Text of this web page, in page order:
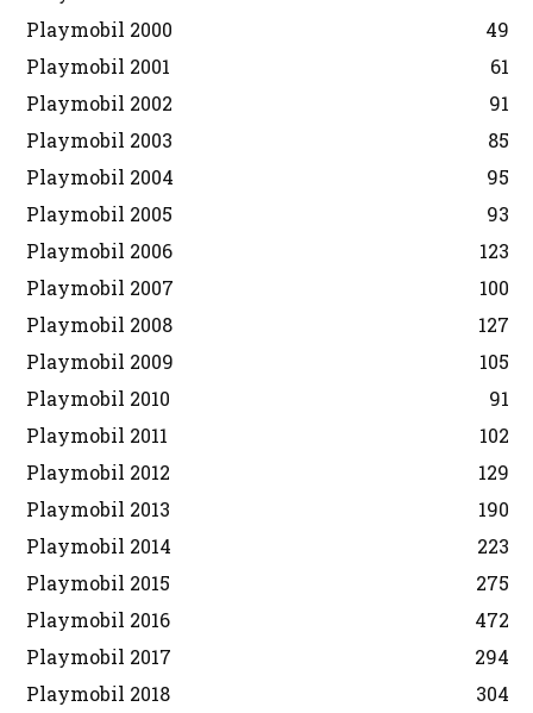
Playmobil 2000
49
Playmobil 2001
61
Playmobil 2002
91
Playmobil 2003
85
Playmobil 2004
95
Playmobil 2005
93
Playmobil 2006
123
Playmobil 2007
100
Playmobil 2008
127
Playmobil 2009
105
Playmobil 2010
91
Playmobil 2011
102
Playmobil 2012
129
Playmobil 2013
190
Playmobil 2014
223
Playmobil 2015
275
Playmobil 2016
472
Playmobil 2017
294
Playmobil 2018
304